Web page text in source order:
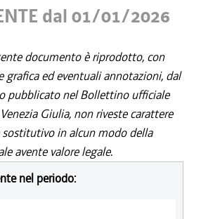
dal 01/01/2026
documento è riprodotto, con
grafica ed eventuali annotazioni, dal
pubblicato nel Bollettino ufficiale
Giulia, non riveste carattere
in alcun modo della
avente valore legale.
nel periodo: